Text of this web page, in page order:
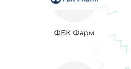
ФБК Фарм